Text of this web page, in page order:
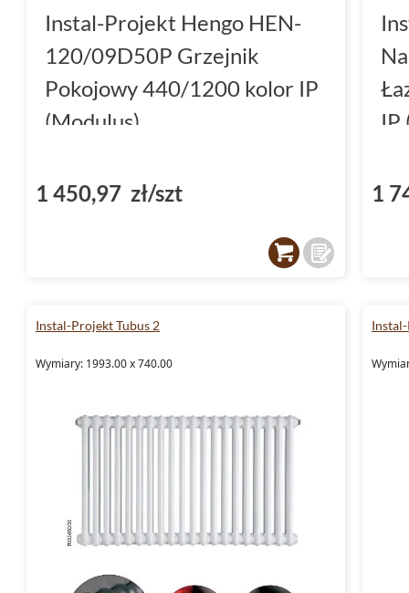
Instal-Projekt Hengo HEN-
120/09D50P Grzejnik
Pokojowy 440/1200 kolor IP
(Modulus)
1 450,97 zł/szt
IP
1
Instal-Projekt Tubus 2
Wymiary: 1993.00 x 740.00